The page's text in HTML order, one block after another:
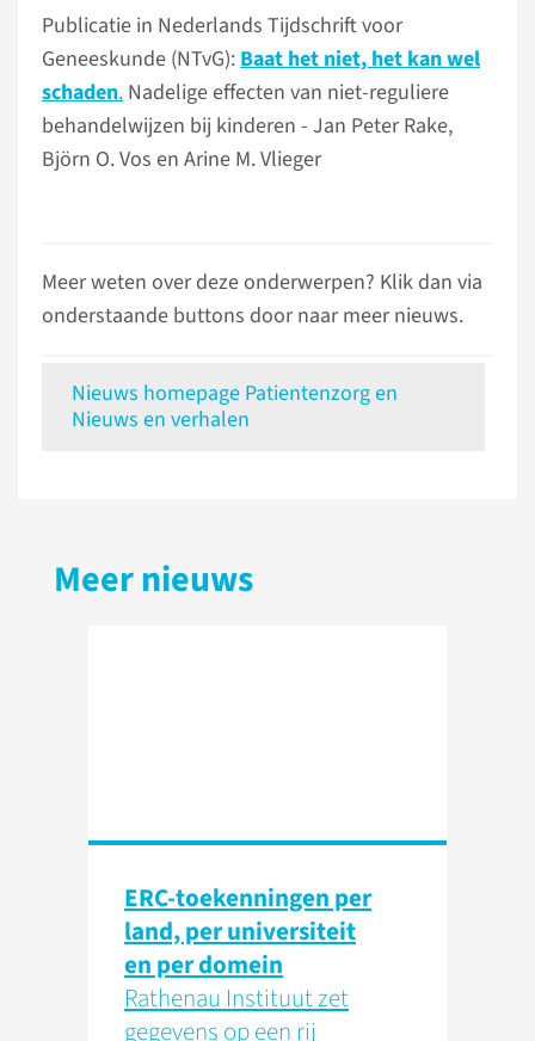
Publicatie in Nederlands Tijdschrift voor
Geneeskunde (NTvG):Baat het niet, het kan wel
schaden. Nadelige effecten van niet-reguliere
behandelwijzen bij kinderen - Jan Peter Rake,
Björn O. Vos en Arine M. Vlieger
Meer weten over deze onderwerpen? Klik dan via
onderstaande buttons door naar meer nieuws.
Nieuws homepage Patientenzorg en
Nieuws en verhalen
Meer nieuws
ERC-toekenningen per
land, per universiteit
en per domein
Rathenau Instituut zet
gegevens op een rij